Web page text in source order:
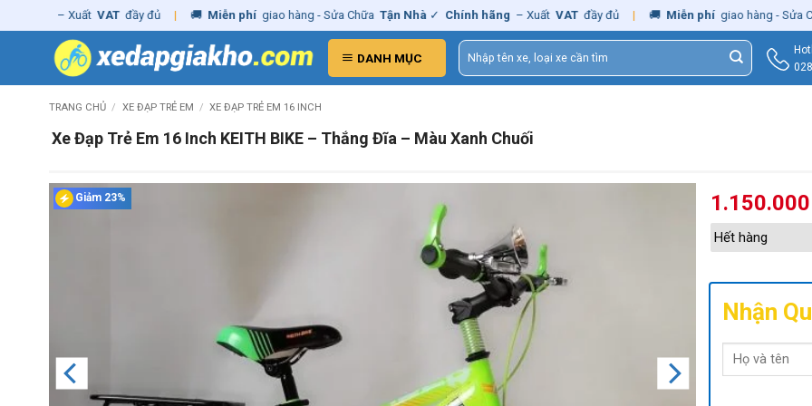
to
– Xuất VAT đầy đủ | 🚚 Miễn phí giao hàng - Sửa Chữa Tận Nhà ✓ Chính hãng – Xuất VAT đầy đủ | 🚚 Miễn phí giao hàng - Sửa Chữa
DANH MỤC
Tìm
kiếm:
TRANG CHỦ / XE ĐẠP TRẺ EM / XE ĐẠP TRẺ EM 16 INCH
Xe Đạp Trẻ Em 16 Inch KEITH BIKE – Thắng Đĩa – Màu Xanh Chuối
Giảm 23%
Hết hàng
Nhận